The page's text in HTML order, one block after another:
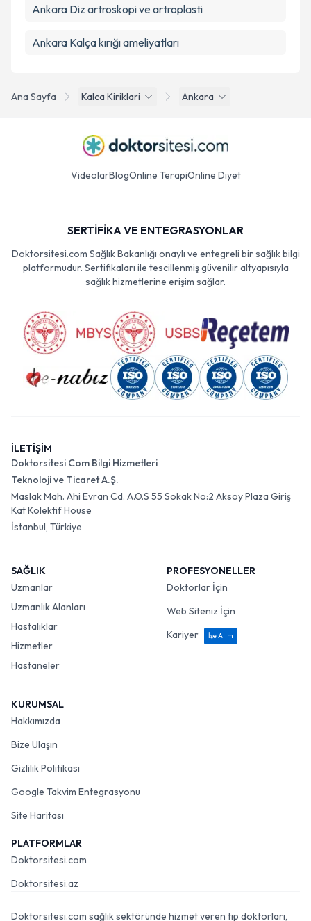
Ana Sayfa Kalca Kiriklari Ankara
Ankara Diz artroskopi ve artroplasti
Ankara Kalça kırığı ameliyatları
VideolarBlogOnline TerapiOnline Diyet
SERTİFİKA VE ENTEGRASYONLAR
Doktorsitesi.com Sağlık Bakanlığı onaylı ve entegreli bir sağlık bilgi
platformudur. Sertifikaları ile tescillenmiş güvenilir altyapısıyla
sağlık hizmetlerine erişim sağlar.
İLETİŞİM
Doktorsitesi Com Bilgi Hizmetleri
Teknoloji ve Ticaret A.Ş.
Maslak Mah. Ahi Evran Cd. A.O.S 55 Sokak No:2 Aksoy Plaza Giriş
Kat Kolektif House
İstanbul, Türkiye
SAĞLIK
Uzmanlar
Uzmanlık Alanları
Hastalıklar
Hizmetler
Hastaneler
PROFESYONELLER
Doktorlar İçin
Web Siteniz İçin
Kariyer
İşe Alım
KURUMSAL
Hakkımızda
Bize Ulaşın
Gizlilik Politikası
Google Takvim Entegrasyonu
Site Haritası
PLATFORMLAR
Doktorsitesi.com
Doktorsitesi.az
Doktorsitesi.com sağlık sektöründe hizmet veren tıp doktorları,